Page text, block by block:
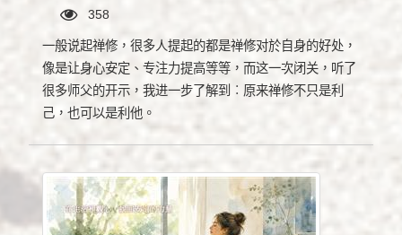
358
一般说起禅修，很多人提起的都是禅修对於自身的好处，
像是让身心安定、专注力提高等等，而这一次闭关，听了
很多师父的开示，我进一步了解到︰原来禅修不只是利
己，也可以是利他。